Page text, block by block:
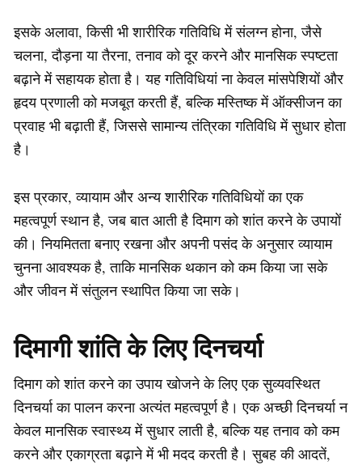
इसके अलावा, किसी भी शारीरिक गतिविधि में संलग्न होना, जैसे
चलना, दौड़ना या तैरना, तनाव को दूर करने और मानसिक स्पष्टता
बढ़ाने में सहायक होता है। यह गतिविधियां ना केवल मांसपेशियों और
हृदय प्रणाली को मजबूत करती हैं, बल्कि मस्तिष्क में ऑक्सीजन का
प्रवाह भी बढ़ाती हैं, जिससे सामान्य तंत्रिका गतिविधि में सुधार होता
है।
इस प्रकार, व्यायाम और अन्य शारीरिक गतिविधियों का एक
महत्वपूर्ण स्थान है, जब बात आती है दिमाग को शांत करने के उपायों
की। नियमितता बनाए रखना और अपनी पसंद के अनुसार व्यायाम
चुनना आवश्यक है, ताकि मानसिक थकान को कम किया जा सके
और जीवन में संतुलन स्थापित किया जा सके।
दिमागी शांति के लिए दिनचर्या
दिमाग को शांत करने का उपाय खोजने के लिए एक सुव्यवस्थित
दिनचर्या का पालन करना अत्यंत महत्वपूर्ण है। एक अच्छी दिनचर्या न
केवल मानसिक स्वास्थ्य में सुधार लाती है, बल्कि यह तनाव को कम
करने और एकाग्रता बढ़ाने में भी मदद करती है। सुबह की आदतें,